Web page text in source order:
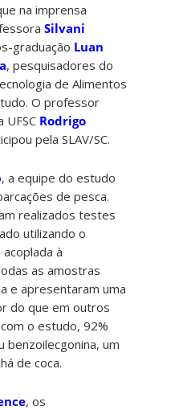
na imprensa
Silvani
graduação Luan
, pesquisadores do
de Alimentos
O professor
Rodrigo
pela SLAV/SC.
, a equipe do estudo
de pesca.
realizados testes
utilizando o
à
as amostras
e apresentaram uma
do que em outros
o estudo, 92%
benzoilecgonina, um
de coca.
, os